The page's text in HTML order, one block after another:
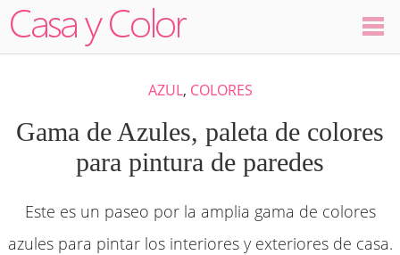
Decoración
Ambientes
Dormitorios
AZUL, COLORES
Gama de Azules, paleta de colores
para pintura de paredes
Este es un paseo por la amplia gama de colores
azules para pintar los interiores y exteriores de casa.